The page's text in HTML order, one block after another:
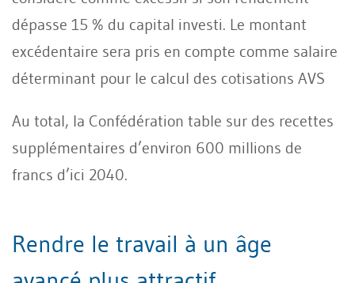
dépasse 15 % du capital investi. Le montant
excédentaire sera pris en compte comme salaire
déterminant pour le calcul des cotisations AVS
Au total, la Confédération table sur des recettes
supplémentaires d’environ 600 millions de
francs d’ici 2040.
Rendre le travail à un âge